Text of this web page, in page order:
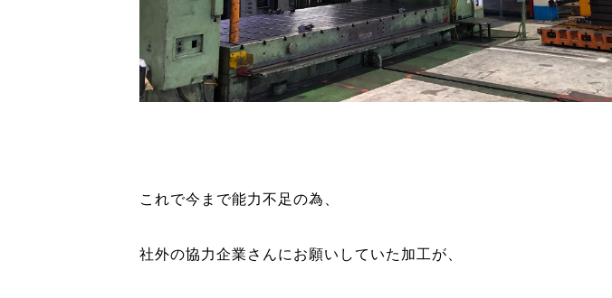
これで今まで能力不足の為、
社外の協力企業さんにお願いしていた加工が、